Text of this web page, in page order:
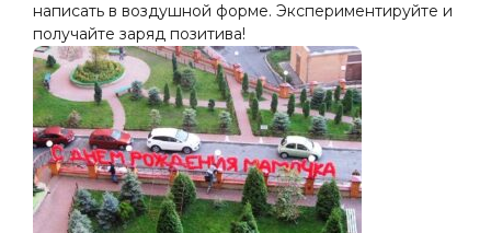
написать в воздушной форме. Экспериментируйте и
получайте заряд позитива!